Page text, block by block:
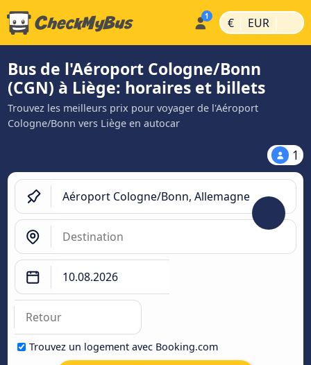
€ | EUR |
Bus de l'Aéroport Cologne/Bonn
(CGN) à Liège: horaires et billets
Trouvez les meilleurs prix pour voyager de l'Aéroport
Cologne/Bonn vers Liège en autocar
1
Trouvez un logement avec Booking.com